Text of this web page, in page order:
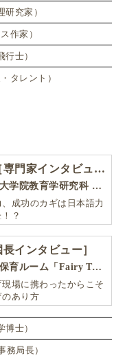
究家）
作家）
士）
タレント）
佐藤久美子 教授［専門家インタビュー］
言語学者・玉川大学大学院教育学研究科 教授・NHK「えいごであそぼ」総合指導
成功のカギは日本語力
？
インタビュー］
バイリンガルアート保育ルーム「Fairy Tale（フェアリーテイル）」
場に携わったからこそ
のあり方
士）
務局長）